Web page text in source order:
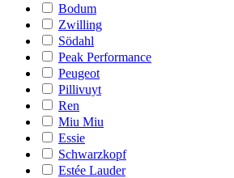
Bodum
Zwilling
Södahl
Peak Performance
Peugeot
Pillivuyt
Ren
Miu Miu
Essie
Schwarzkopf
Estée Lauder